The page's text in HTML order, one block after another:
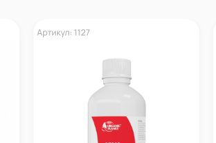
Артикул: 1127